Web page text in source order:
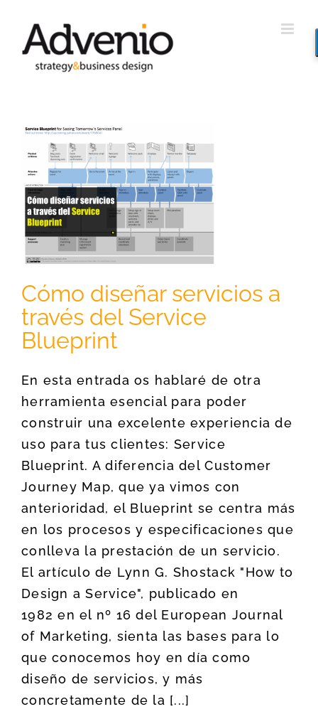
contenido
Cómo diseñar servicios a
través del Service
Blueprint
En esta entrada os hablaré de otra
herramienta esencial para poder
construir una excelente experiencia de
uso para tus clientes: Service
Blueprint. A diferencia del Customer
Journey Map, que ya vimos con
anterioridad, el Blueprint se centra más
en los procesos y especificaciones que
conlleva la prestación de un servicio.
El artículo de Lynn G. Shostack "How to
Design a Service", publicado en
1982 en el nº 16 del European Journal
of Marketing, sienta las bases para lo
que conocemos hoy en día como
diseño de servicios, y más
concretamente de la [...]